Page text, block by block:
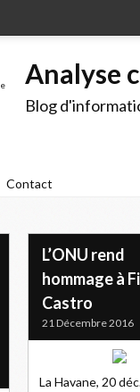
Analyse
Blog
Contact
L’ONU rend
hommage à
Castro
21 Décembre 2016
La Havane, 20